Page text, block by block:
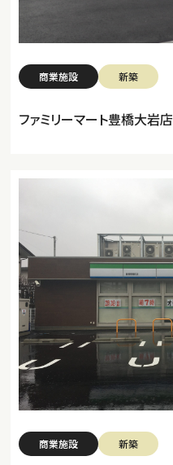
商業施設 新築
ファミリーマート豊橋大岩店
商業施設 新築